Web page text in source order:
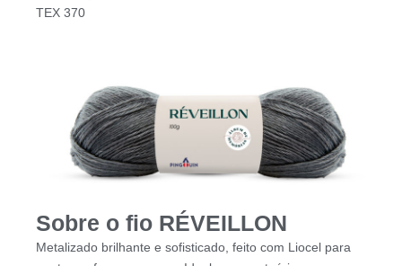
TEX 370
Sobre o fio RÉVEILLON
Metalizado brilhante e sofisticado, feito com Liocel para